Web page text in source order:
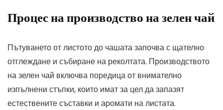
Процес на производство на зелен чай
Пътуването от листото до чашата започва с щателно
отглеждане и събиране на реколтата. Производството
на зелен чай включва поредица от внимателно
изпълнени стъпки, които имат за цел да запазят
естествените съставки и аромати на листата.